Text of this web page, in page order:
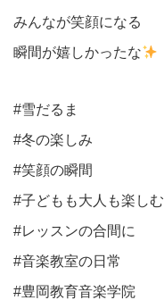
みんなが笑顔になる
瞬間が嬉しかったな
#雪だるま
#冬の楽しみ
#笑顔の瞬間
#子どもも大人も楽しむ
#レッスンの合間に
#音楽教室の日常
#豊岡教育音楽学院